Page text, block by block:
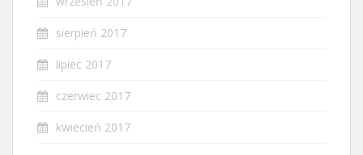
sierpień 2017
lipiec 2017
czerwiec 2017
kwiecień 2017